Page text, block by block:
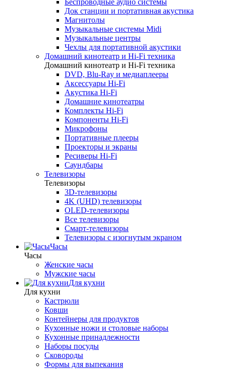
Беспроводные аудио системы
Док станции и портативная акустика
Магнитолы
Музыкальные системы Midi
Музыкальные центры
Чехлы для портативной акустики
Домашний кинотеатр и Hi-Fi техника
Домашний кинотеатр и Hi-Fi техника
DVD, Blu-Ray и медиаплееры
Аксессуары Hi-Fi
Акустика Hi-Fi
Домашние кинотеатры
Комплекты Hi-Fi
Компоненты Hi-Fi
Микрофоны
Портативные плееры
Проекторы и экраны
Ресиверы Hi-Fi
Саундбары
Телевизоры
Телевизоры
3D-телевизоры
4K (UHD) телевизоры
OLED-телевизоры
Все телевизоры
Смарт-телевизоры
Телевизоры с изогнутым экраном
Часы
Часы
Женские часы
Мужские часы
Для кухни
Для кухни
Кастрюли
Ковши
Контейнеры для продуктов
Кухонные ножи и столовые наборы
Кухонные принадлежности
Наборы посуды
Сковороды
Формы для выпекания